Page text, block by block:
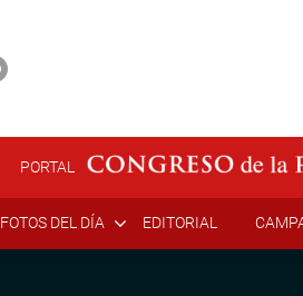
PORTAL
FOTOS DEL DÍA EDITORIAL